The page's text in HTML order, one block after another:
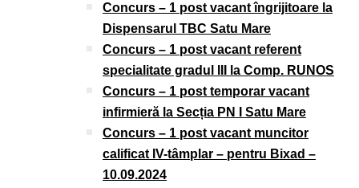
Concurs – 1 post vacant îngrijitoare la
Dispensarul TBC Satu Mare
Concurs – 1 post vacant referent
specialitate gradul III la Comp. RUNOS
Concurs – 1 post temporar vacant
infirmieră la Secția PN I Satu Mare
Concurs – 1 post vacant muncitor
calificat IV-tâmplar – pentru Bixad –
10.09.2024